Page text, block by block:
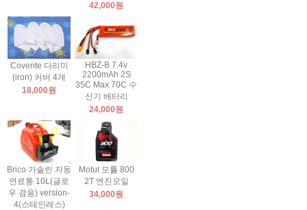
42,000원
Coverite 다리미
(iron) 커버 4개
18,000원
HBZ-B 7.4v
2200mAh 2S
35C Max 70C 수
신기 배터리
24,000원
Brico 가솔린 자동
연료통 10L(글로
우 겸용) version-
4(스테인레스)
Motul 모튤 800
2T 엔진오일
34,000원